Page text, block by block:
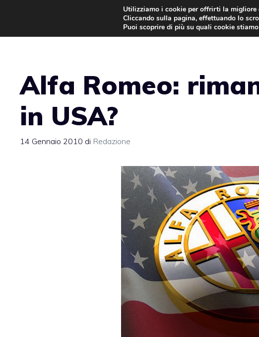
contenuto
Alfa Romeo:
in USA?
14 Gennaio 2010 di Redazione
Utilizziamo i cookie per offrirti la migliore
Cliccando sulla pagina, effettuando lo
Puoi scoprire di più su quali cookie